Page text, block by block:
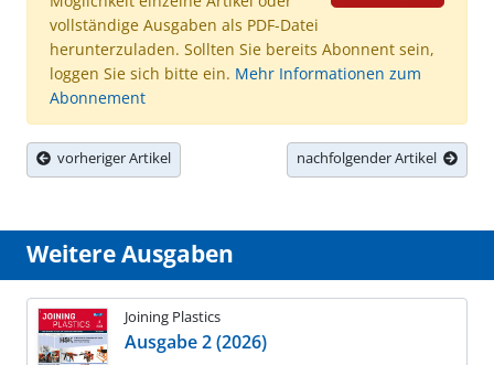
vollständige Ausgaben als PDF-Datei
herunterzuladen. Sollten Sie bereits Abonnent sein,
loggen Sie sich bitte ein. Mehr Informationen zum
Abonnement
vorheriger Artikel nachfolgender Artikel
Weitere Ausgaben
Joining Plastics
Ausgabe 2 (2026)